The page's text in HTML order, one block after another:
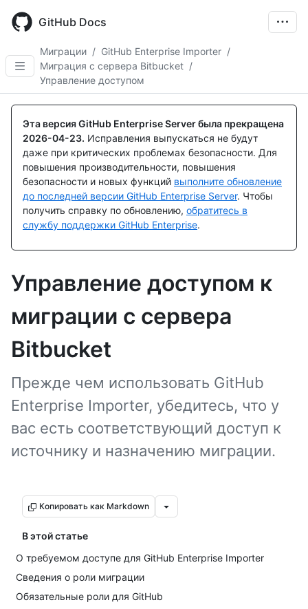
main
GitHub Docs
Миграции / GitHub Enterprise Importer /
Миграция с сервера Bitbucket /
Управление доступом
Эта версия GitHub Enterprise Server была прекращена
2026-04-23. Исправления выпускаться не будут
даже при критических проблемах безопасности. Для
повышения производительности, повышения
безопасности и новых функций выполните обновление
до последней версии GitHub Enterprise Server. Чтобы
получить справку по обновлению, обратитесь в
службу поддержки GitHub Enterprise.
Управление доступом к
миграции с сервера
Bitbucket
Прежде чем использовать GitHub
Enterprise Importer, убедитесь, что у
вас есть соответствующий доступ к
источнику и назначению миграции.
Копировать как Markdown
В этой статье
О требуемом доступе для GitHub Enterprise Importer
Сведения о роли миграции
Обязательные роли для GitHub